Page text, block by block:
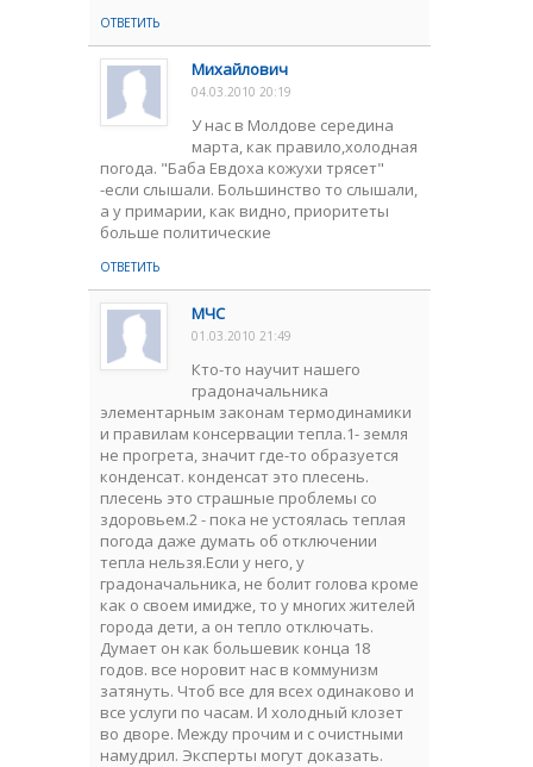
ОТВЕТИТЬ
Михайлович
04.03.2010 20:19
У нас в Молдове середина
марта, как правило,холодная
погода. "Баба Евдоха кожухи трясет"
-если слышали. Большинство то слышали,
а у примарии, как видно, приоритеты
больше политические
ОТВЕТИТЬ
МЧС
01.03.2010 21:49
Кто-то научит нашего
градоначальника
элементарным законам термодинамики
и правилам консервации тепла.1- земля
не прогрета, значит где-то образуется
конденсат. конденсат это плесень.
плесень это страшные проблемы со
здоровьем.2 - пока не устоялась теплая
погода даже думать об отключении
тепла нельзя.Если у него, у
градоначальника, не болит голова кроме
как о своем имидже, то у многих жителей
города дети, а он тепло отключать.
Думает он как большевик конца 18
годов. все норовит нас в коммунизм
затянуть. Чтоб все для всех одинаково и
все услуги по часам. И холодный клозет
во дворе. Между прочим и с очистными
намудрил. Эксперты могут доказать.